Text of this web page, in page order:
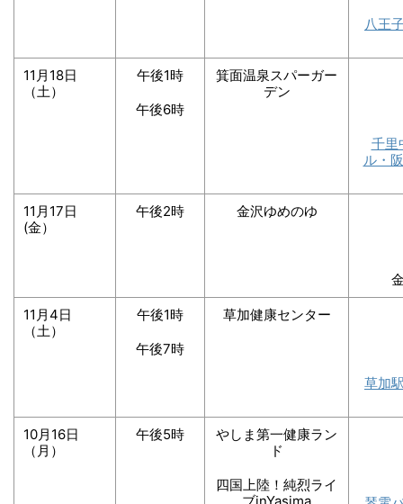
八王
11月18日
（土）
午後1時
午後6時
箕面温泉スパーガー
デン
千里
ル・
11月17日
(金）
午後2時 金沢ゆめのゆ
11月4日
（土）
午後1時
午後7時
草加健康センター
草加
10月16日
（月）
午後5時
やしま第一健康ラン
ド
四国上陸！純烈ライ